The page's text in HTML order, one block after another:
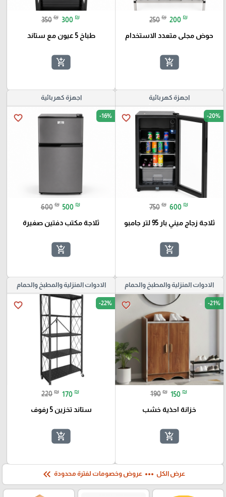
250 ₪ 200 ₪
حوض مجلى متعدد الاستخدام
add_shopping_cart
350 ₪ 300 ₪
طباخ 5 عيون مع ستاند
add_shopping_cart
اجهزة كهربائية
favorite_border -20%
750 ₪ 600 ₪
ثلاجة زجاج ميني بار 95 لتر جامبو
add_shopping_cart
اجهزة كهربائية
favorite_border -16%
600 ₪ 500 ₪
ثلاجة مكتب دفتين صغيرة
add_shopping_cart
الادوات المنزلية والمطبخ والحمام
favorite_border -21%
190 ₪ 150 ₪
خزانة احذية خشب
add_shopping_cart
الادوات المنزلية والمطبخ والحمام
favorite_border -22%
220 ₪ 170 ₪
ستاند تخزين 5 رفوف
add_shopping_cart
عرض الكل more_horiz عروض وخصومات لفترة محدودة keyboard_double_arrow_left